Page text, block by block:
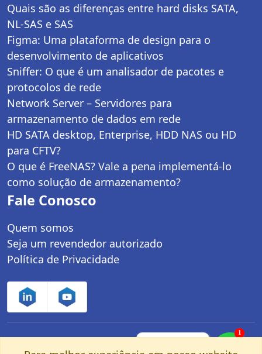
Quais são as diferenças entre hard disks SATA,
NL-SAS e SAS
Figma: Uma plataforma de design para o
desenvolvimento de aplicativos
Sniffer: O que é um analisador de pacotes e
protocolos de rede
Network Server – Servidores para
armazenamento de dados em rede
HD SATA desktop, Enterprise, HDD NAS ou HD
para CFTV?
O que é FreeNAS? Vale a pena implementá-lo
como solução de armazenamento?
Fale Conosco
Quem somos
Seja um revendedor autorizado
Política de Privacidade
Controle Net Tecnologia LTDA | CNPJ:
1